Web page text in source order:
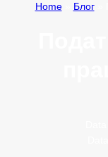
Home» Блог»